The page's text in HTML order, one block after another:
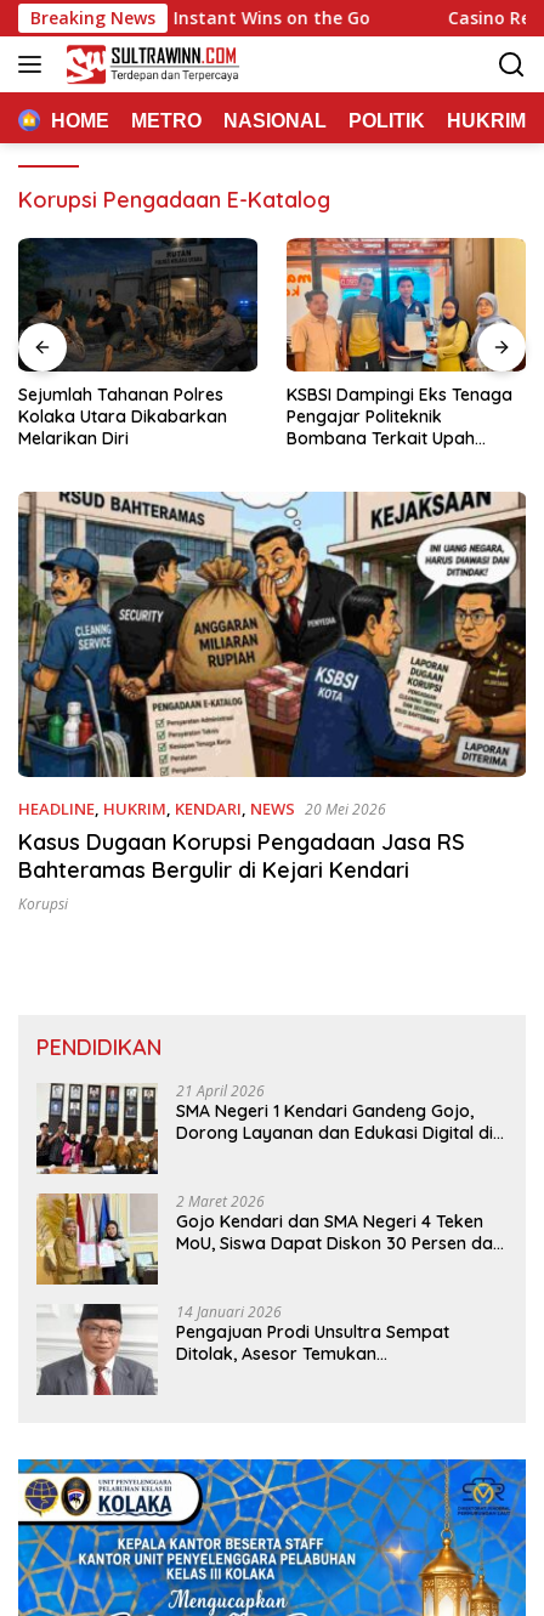
Langsung
ke
konten
Breaking News
Hits and Instant Wins on the Go Casino
HOME METRO NASIONAL POLITIK HUKRIM
Korupsi Pengadaan E-Katalog
Sejumlah Tahanan Polres
Kolaka Utara Dikabarkan
Melarikan Diri
KSBSI Dampingi Eks Tenaga
Pengajar Politeknik
Bombana Terkait Upah
HEADLINE, HUKRIM, KENDARI, NEWS 20 Mei 2026
Kasus Dugaan Korupsi Pengadaan Jasa RS
Bahteramas Bergulir di Kejari Kendari
Korupsi
PENDIDIKAN
21 April 2026
SMA Negeri 1 Kendari Gandeng Gojo,
Dorong Layanan dan Edukasi Digital di
2 Maret 2026
Gojo Kendari dan SMA Negeri 4 Teken
MoU, Siswa Dapat Diskon 30 Persen dan
14 Januari 2026
Pengajuan Prodi Unsultra Sempat
Ditolak, Asesor Temukan